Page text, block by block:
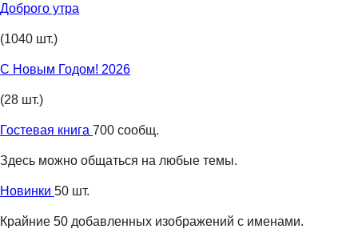
Доброго утра
(1040 шт.)
С Новым Годом! 2026
(28 шт.)
Гостевая книга 700 сообщ.
Здесь можно общаться на любые темы.
Новинки 50 шт.
Крайние 50 добавленных изображений с именами.